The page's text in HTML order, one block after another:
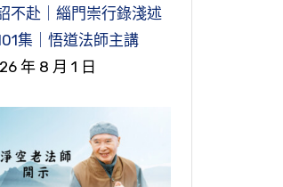
不赴｜緇門崇行錄淺述
集｜悟道法師主講
年 8 月 1 日